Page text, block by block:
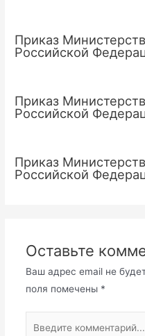
Приказ
Российской
Приказ
Российской
Приказ
Российской
Оставьте
Ваш адрес email не
поля помечены *